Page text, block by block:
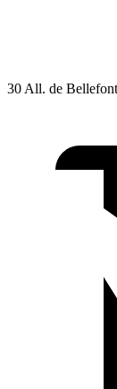
30 All. de